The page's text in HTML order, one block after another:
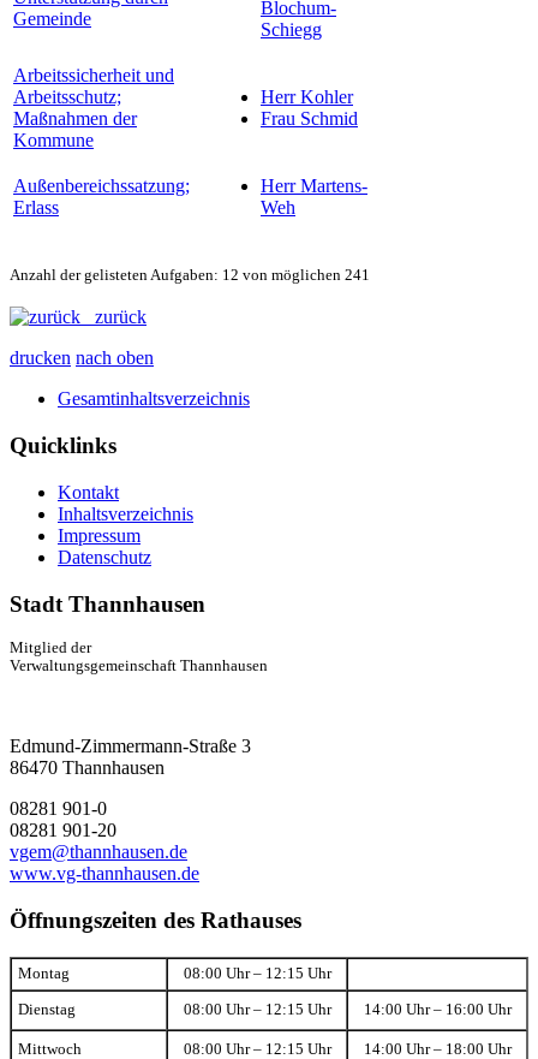
Gemeinde
Blochum-
Schiegg
Arbeitssicherheit und
Arbeitsschutz;
Maßnahmen der
Kommune
Herr Kohler
Frau Schmid
Außenbereichssatzung;
Erlass
Herr Martens-
Weh
Anzahl der gelisteten Aufgaben: 12 von möglichen 241
zurück
drucken nach oben
Gesamtinhaltsverzeichnis
Quicklinks
Kontakt
Inhaltsverzeichnis
Impressum
Datenschutz
Stadt Thannhausen
Mitglied der
Verwaltungsgemeinschaft Thannhausen
Edmund-Zimmermann-Straße 3
86470 Thannhausen
08281 901-0
08281 901-20
vgem@thannhausen.de
www.vg-thannhausen.de
Öffnungszeiten des Rathauses
Montag 08:00 Uhr – 12:15 Uhr
Dienstag 08:00 Uhr – 12:15 Uhr 14:00 Uhr – 16:00 Uhr
Mittwoch 08:00 Uhr – 12:15 Uhr 14:00 Uhr – 18:00 Uhr